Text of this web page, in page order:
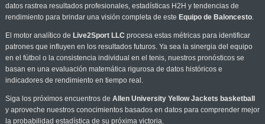
datos rastrea resultados profesionales, estadísticas H2H y tendencias de
rendimiento para brindar una visión completa de este Equipo de Baloncesto.
El motor analítico de Live2Sport LLC procesa estas métricas para identificar
patrones que influyen en los resultados futuros. Ya sea la sinergia del equipo
en el fútbol o la consistencia individual en el tenis, nuestros pronósticos se
basan en una evaluación matemática rigurosa de datos históricos e
indicadores de rendimiento en tiempo real.
Siga los próximos encuentros de Allen University Yellow Jackets basketball
y aproveche nuestros conocimientos basados en datos para comprender mejor
la probabilidad estadística de su próxima victoria.